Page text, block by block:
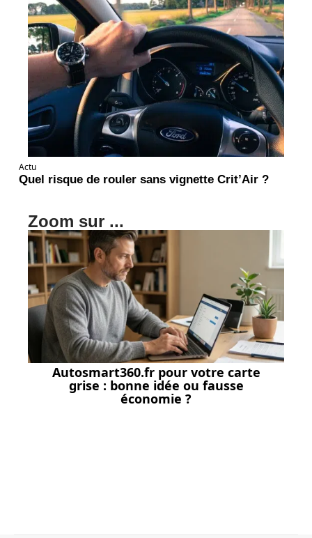
Actu
Quel risque de rouler sans vignette Crit’Air ?
Zoom sur ...
Autosmart360.fr pour votre carte
grise : bonne idée ou fausse
économie ?